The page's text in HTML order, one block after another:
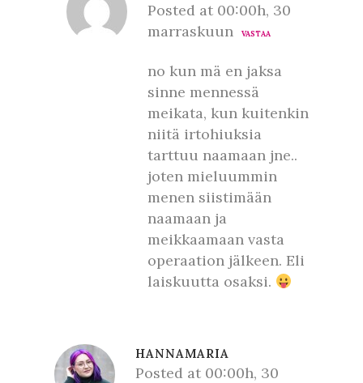
Posted at 00:00h, 30
marraskuun
VASTAA
no kun mä en jaksa
sinne mennessä
meikata, kun kuitenkin
niitä irtohiuksia
tarttuu naamaan jne..
joten mieluummin
menen siistimään
naamaan ja
meikkaamaan vasta
operaation jälkeen. Eli
laiskuutta osaksi.
HANNAMARIA
Posted at 00:00h, 30